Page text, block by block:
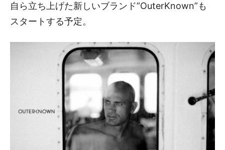
自ら立ち上げた新しいブランド”OuterKnown”も
スタートする予定。